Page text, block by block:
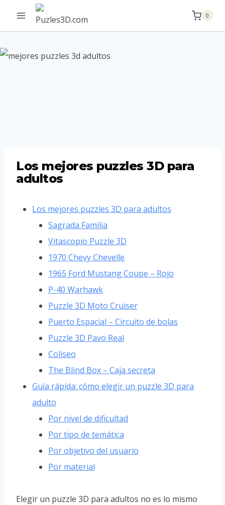
0
Los mejores puzzles 3D para
adultos
Los mejores puzzles 3D para adultos
Sagrada Familia
Vitascopio Puzzle 3D
1970 Chevy Chevelle
1965 Ford Mustang Coupe – Rojo
P-40 Warhawk
Puzzle 3D Moto Cruiser
Puerto Espacial – Circuito de bolas
Puzzle 3D Pavo Real
Coliseo
The Blind Box – Caja secreta
Guía rápida: cómo elegir un puzzle 3D para
adulto
Por nivel de dificultad
Por tipo de temática
Por objetivo del usuario
Por material
Elegir un puzzle 3D para adultos no es lo mismo